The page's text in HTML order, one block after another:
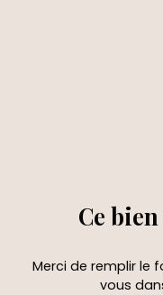
Ce bien
Merci de remplir le
vous